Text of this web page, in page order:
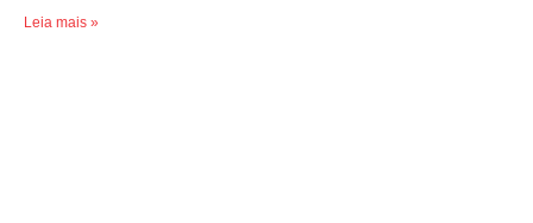
Leia mais »